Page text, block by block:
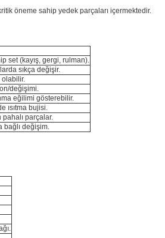
öneme sahip yedek parçaları içermektedir.
set (kayış, gergi, rulman).
sıkça değişir.
olabilir.
değişimi.
eğilimi gösterebilir.
ısıtma bujisi.
pahalı parçalar.
bağlı değişim.